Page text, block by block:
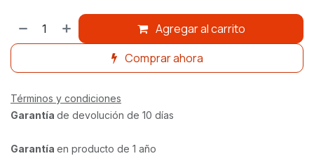
Agregar al carrito
Comprar ahora
Términos y condiciones
Garantía de devolución de 10 días
Garantía en producto de 1 año